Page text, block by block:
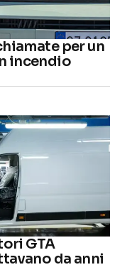
per un
incendio
GTA
da anni